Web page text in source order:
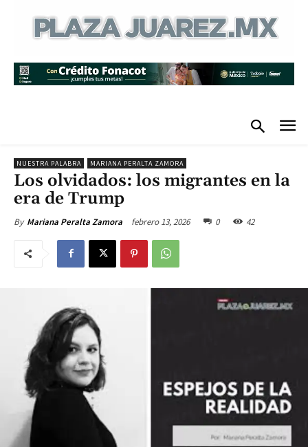
NUESTRA PALABRA MARIANA PERALTA ZAMORA
Los olvidados: los migrantes en la
era de Trump
By Mariana Peralta Zamora febrero 13, 2026 0 42